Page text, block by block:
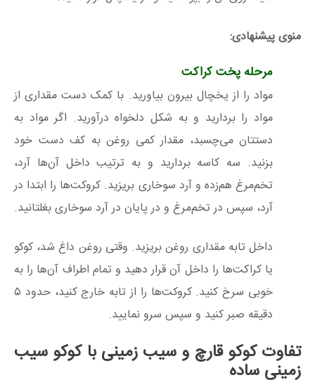
منوی پیشنهادی:
مرحله پخت کراکت
مواد را از یخچال بیرون بیاورید. با کمک دست مقداری از
مواد را بردارید و به شکل دلخواه درآورید. اگر مواد به
دستتان می‌چسبد، مقدار کمی روغن به کف دست خود
بزنید. سه کاسه بردارید و به ترتیب داخل آن‌ها آرد،
تخم‌مرغ هم‌زده و آرد سوخاری بریزید. کروکت‌ها را ابتدا در
آرد، سپس در تخم‌مرغ و در پایان در آرد سوخاری بغلتانید.
داخل تابه مقداری روغن بریزید. وقتی روغن داغ شد، کوکو
یا کراکت‌ها را داخل آن قرار دهید و تمام اطراف آن‌ها را به
خوبی سرخ کنید. کروکت‌ها را از تابه خارج کنید، حدود ۵
دقیقه صبر کنید و سپس سرو نمایید.
تفاوت کوکو قارچ و سیب زمینی با کوکو سیب
زمینی ساده